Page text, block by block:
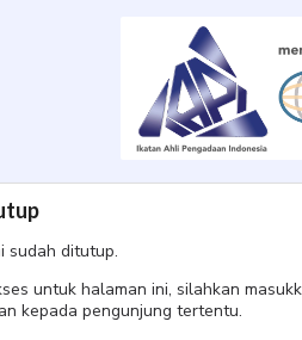
sudah ditutup.
untuk halaman ini, silahkan
kepada pengunjung tertentu.